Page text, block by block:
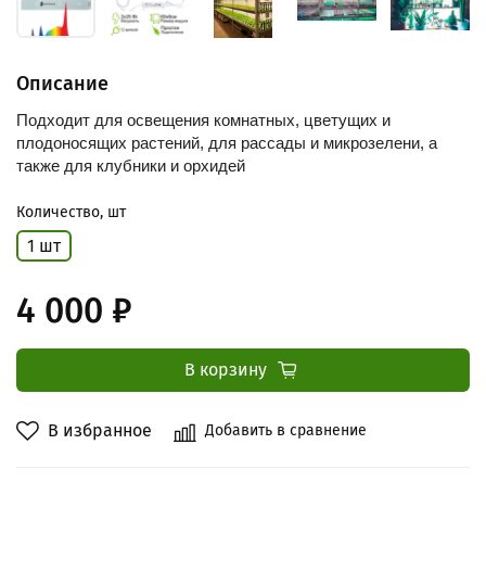
В избранное Добавить в сравнение
Количество, шт
1 шт
Описание
Подходит для освещения комнатных, цветущих и
плодоносящих растений, для рассады и микрозелени, а
также для клубники и орхидей
4 000 ₽
В корзину